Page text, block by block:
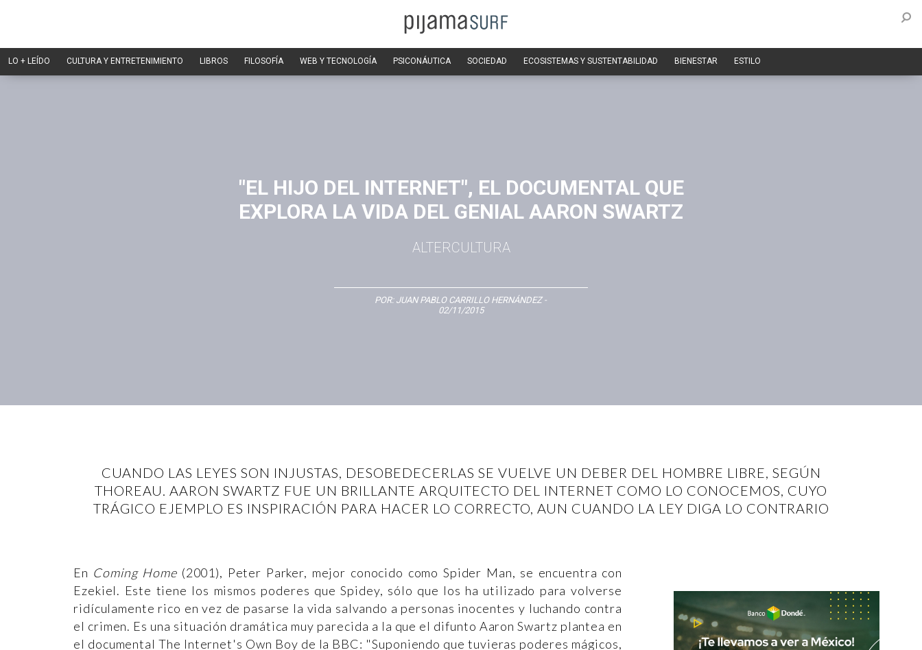
LO + LEÍDO CULTURA Y ENTRETENIMIENTO LIBROS FILOSOFÍA WEB Y TECNOLOGÍA PSICONÁUTICA SOCIEDAD ECOSISTEMAS Y SUSTENTABILIDAD BIENESTAR ESTILO
"EL HIJO DEL INTERNET", EL DOCUMENTAL QUE
EXPLORA LA VIDA DEL GENIAL AARON SWARTZ
ALTERCULTURA
POR: JUAN PABLO CARRILLO HERNÁNDEZ-
02/11/2015
CUANDO LAS LEYES SON INJUSTAS, DESOBEDECERLAS SE VUELVE UN DEBER DEL HOMBRE LIBRE, SEGÚN
THOREAU. AARON SWARTZ FUE UN BRILLANTE ARQUITECTO DEL INTERNET COMO LO CONOCEMOS, CUYO
TRÁGICO EJEMPLO ES INSPIRACIÓN PARA HACER LO CORRECTO, AUN CUANDO LA LEY DIGA LO CONTRARIO
En Coming Home (2001), Peter Parker, mejor conocido como Spider Man, se encuentra con
Ezekiel. Este tiene los mismos poderes que Spidey, sólo que los ha utilizado para volverse
ridículamente rico en vez de pasarse la vida salvando a personas inocentes y luchando contra
el crimen. Es una situación dramática muy parecida a la que el difunto Aaron Swartz plantea en
el documental The Internet's Own Boy de la BBC: "Suponiendo que tuvieras poderes mágicos,